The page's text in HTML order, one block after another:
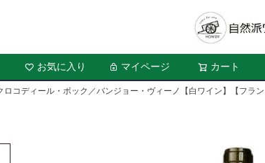
お気に入り マイページ カート
ロコディール・ボック／バンジョー・ヴィーノ【白ワイン】【フラン